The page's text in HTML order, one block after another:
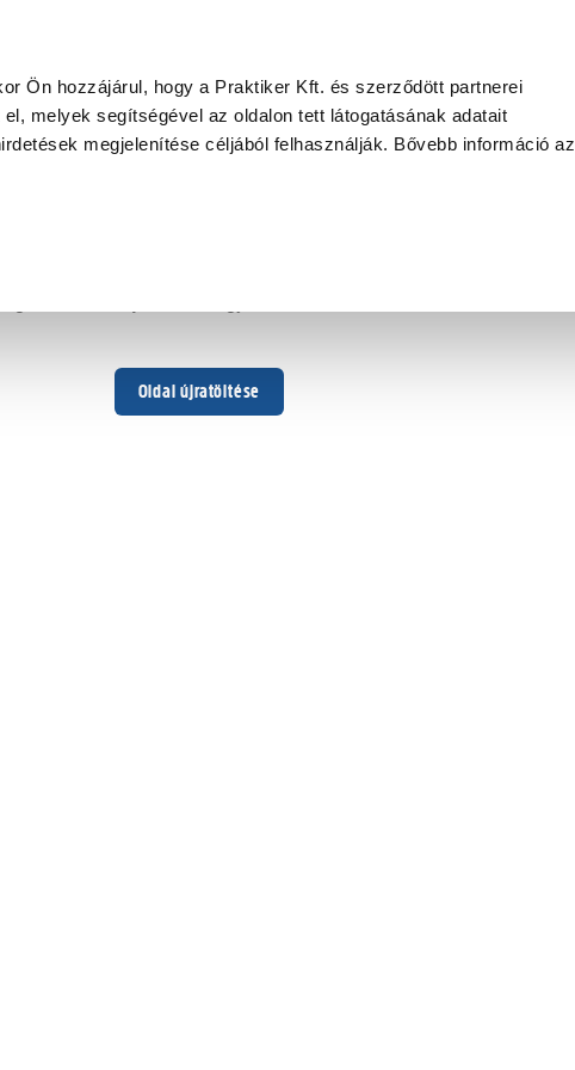
Ön hozzájárul, hogy a Praktiker Kft. és szerződött partnerei
melyek segítségével az oldalon tett látogatásának adatait
megjelenítése céljából felhasználják. Bővebb információ az
Oldal újratöltése